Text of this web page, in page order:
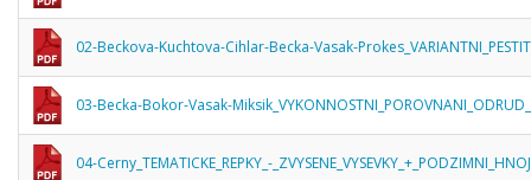
02-Beckova-Kuchtova-Cihlar-Becka-Vasak-
03-Becka-Bokor-Vasak-
04-Cerny_TEMATICKE_REPKY_-